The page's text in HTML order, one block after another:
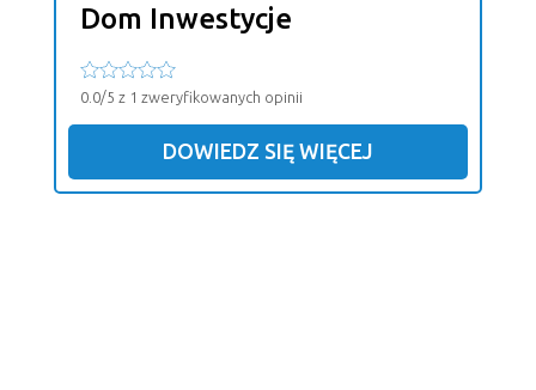
Dom Inwestycje
0.0/5 z 1 zweryfikowanych opinii
DOWIEDZ SIĘ WIĘCEJ